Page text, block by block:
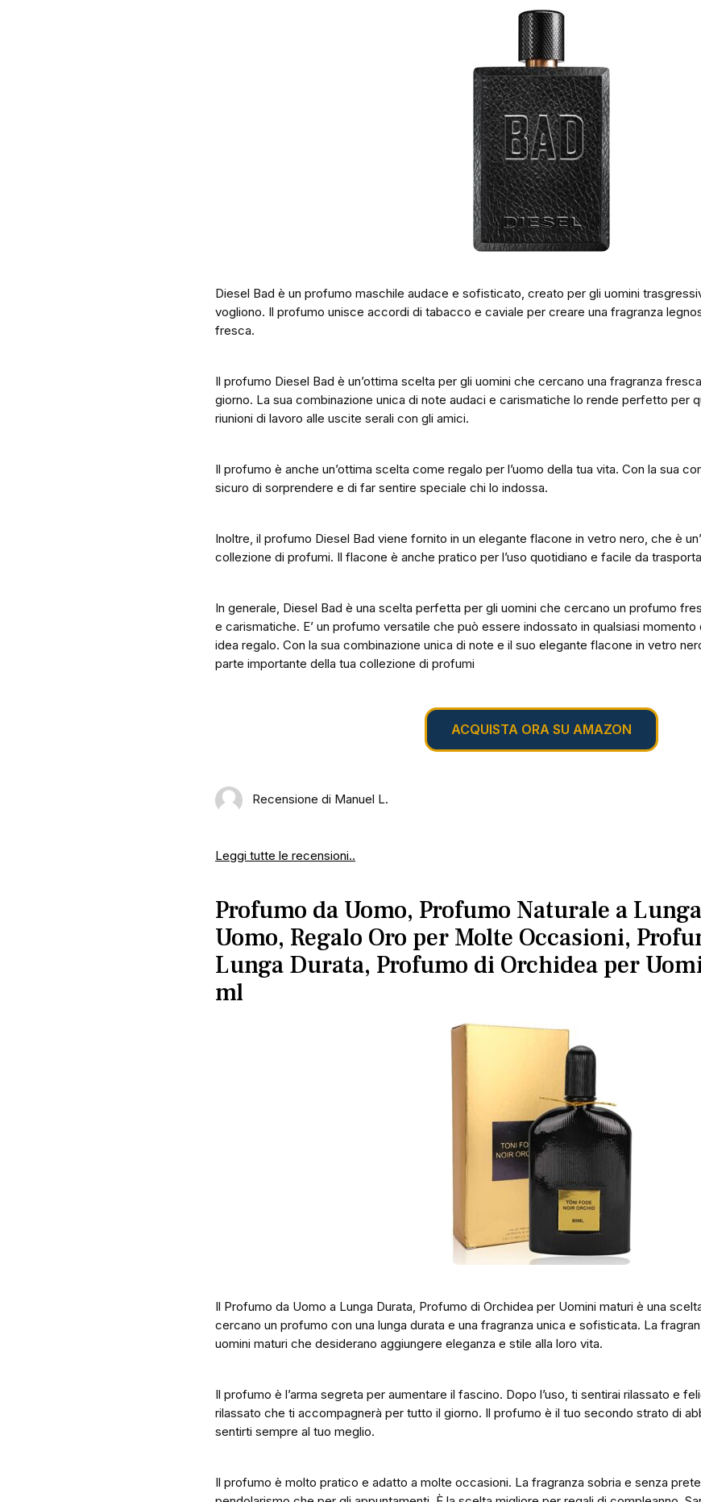
Diesel Bad è un profumo maschile audace e sofisticato, creato per gli uomini
vogliono. Il profumo unisce accordi di tabacco e caviale per creare una fragranza
fresca.
Il profumo Diesel Bad è un’ottima scelta per gli uomini che cercano una fragranza
giorno. La sua combinazione unica di note audaci e carismatiche lo rende perfetto per
riunioni di lavoro alle uscite serali con gli amici.
Il profumo è anche un’ottima scelta come regalo per l’uomo della tua vita. Con la sua
sicuro di sorprendere e di far sentire speciale chi lo indossa.
Inoltre, il profumo Diesel Bad viene fornito in un elegante flacone in vetro nero, che è
collezione di profumi. Il flacone è anche pratico per l’uso quotidiano e facile da
In generale, Diesel Bad è una scelta perfetta per gli uomini che cercano un profumo
e carismatiche. E’ un profumo versatile che può essere indossato in qualsiasi momento
idea regalo. Con la sua combinazione unica di note e il suo elegante flacone in vetro
parte importante della tua collezione di profumi
ACQUISTA ORA SU AMAZON
Recensione di Manuel L.
Leggi tutte le recensioni..
Profumo da Uomo, Profumo Naturale a
Uomo, Regalo Oro per Molte Occasioni,
Lunga Durata, Profumo di Orchidea per
ml
Il Profumo da Uomo a Lunga Durata, Profumo di Orchidea per Uomini maturi è una
cercano un profumo con una lunga durata e una fragranza unica e sofisticata. La
uomini maturi che desiderano aggiungere eleganza e stile alla loro vita.
Il profumo è l’arma segreta per aumentare il fascino. Dopo l’uso, ti sentirai rilassato e
rilassato che ti accompagnerà per tutto il giorno. Il profumo è il tuo secondo strato di
sentirti sempre al tuo meglio.
Il profumo è molto pratico e adatto a molte occasioni. La fragranza sobria e senza